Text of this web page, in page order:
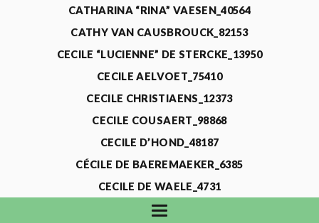
CATHARINA “RINA” VAESEN_40564
CATHY VAN CAUSBROUCK_82153
CECILE “LUCIENNE” DE STERCKE_13950
CECILE AELVOET_75410
CECILE CHRISTIAENS_12373
CECILE COUSAERT_98868
CECILE D’HOND_48187
CÉCILE DE BAEREMAEKER_6385
CECILE DE WAELE_4731
CECILE DEVOS_115318